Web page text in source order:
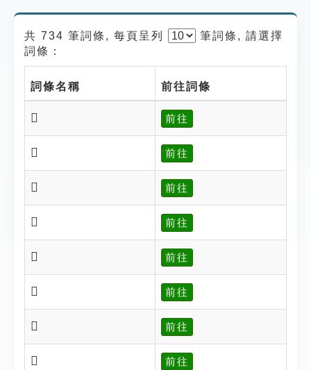
貓頭鷹博士
共 734 筆詞條, 每頁呈列 筆詞條, 請選擇
詞條：
詞條名稱 前往詞條
𥋀 前往
𥊾 前往
𥊿 前往
𥋁 前往
𥋂 前往
𥋃 前往
𥋄 前往
𥋍 前往